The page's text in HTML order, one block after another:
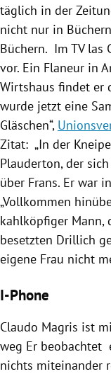
täglich in der
nicht nur in
Büchern. Im TV las
vor. Ein Flaneur in
Wirtshaus findet er
wurde jetzt eine
Gläschen“,
Zitat: „In der
Plauderton, der
über Frans. Er war
„Vollkommen
kahlköpfiger Mann,
besetzten Drillich
eigene Frau nicht
I-Phone
Claudo Magris ist
weg Er beobachtet
nichts miteinander